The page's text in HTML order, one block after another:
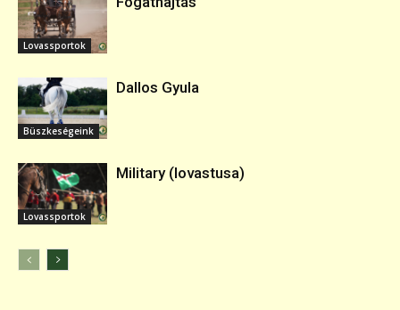
Lovassportok
Büszkeségeink
Dallos Gyula
Lovassportok
Military (lovastusa)